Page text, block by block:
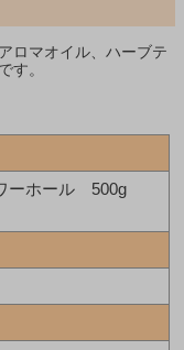
ロマオイル、ハーブテ
す。
ーホール 500g